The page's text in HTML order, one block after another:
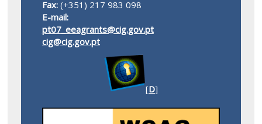
Fax: (+351) 217 983 098
E-mail:
pt07_eeagrants@cig.gov.pt
cig@cig.gov.pt
[D]